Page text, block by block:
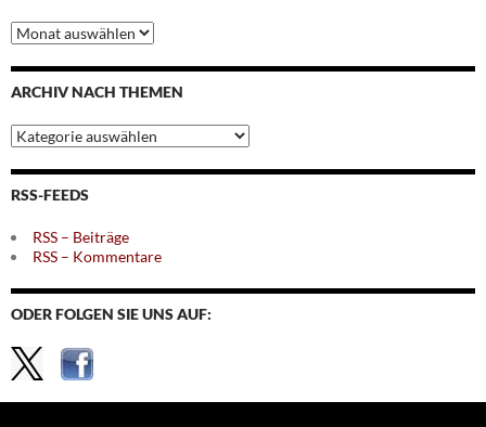
Archiv
nach
Monaten
ARCHIV NACH THEMEN
Archiv
nach
Themen
RSS-FEEDS
RSS – Beiträge
RSS – Kommentare
ODER FOLGEN SIE UNS AUF: